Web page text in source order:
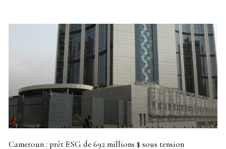
Cameroun : prêt ESG de 692 millions $ sous tension